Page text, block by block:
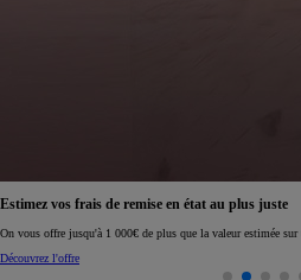
Réservez en ligne votre occasion pour 1€ seulement
Réservez en ligne